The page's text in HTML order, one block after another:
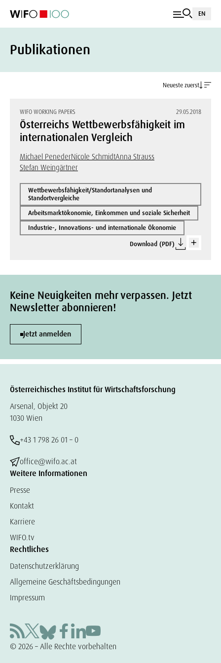
EN
Publikationen
Neueste zuerst
WIFO WORKING PAPERS 29.05.2018
Österreichs Wettbewerbsfähigkeit im
internationalen Vergleich
Michael PenederNicole SchmidtAnna Strauss
Stefan Weingärtner
Wettbewerbsfähigkeit/Standortanalysen und
Standortvergleiche
Arbeitsmarktökonomie, Einkommen und soziale Sicherheit
Industrie-, Innovations- und internationale Ökonomie
Download (PDF)
Keine Neuigkeiten mehr verpassen. Jetzt
Newsletter abonnieren!
Jetzt anmelden
Österreichisches Institut für Wirtschaftsforschung
Arsenal, Objekt 20
1030 Wien
+43 1 798 26 01 – 0
office@wifo.ac.at
Weitere Informationen
Presse
Kontakt
Karriere
WIFO.tv
Rechtliches
Datenschutzerklärung
Allgemeine Geschäftsbedingungen
Impressum
© 2026 – Alle Rechte vorbehalten